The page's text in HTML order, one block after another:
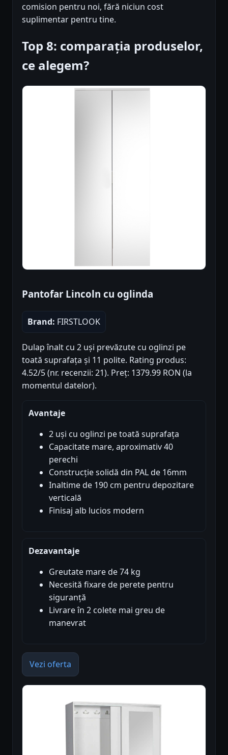
comision pentru noi, fără niciun cost
suplimentar pentru tine.
Top 8: comparația produselor,
ce alegem?
Pantofar Lincoln cu oglinda
Brand: FIRSTLOOK
Dulap înalt cu 2 uși prevăzute cu oglinzi pe
toată suprafața și 11 polite. Rating produs:
4.52/5 (nr. recenzii: 21). Preț: 1379.99 RON (la
momentul datelor).
Avantaje
2 uși cu oglinzi pe toată suprafața
Capacitate mare, aproximativ 40
perechi
Construcție solidă din PAL de 16mm
Inaltime de 190 cm pentru depozitare
verticală
Finisaj alb lucios modern
Dezavantaje
Greutate mare de 74 kg
Necesită fixare de perete pentru
siguranță
Livrare în 2 colete mai greu de
manevrat
Vezi oferta